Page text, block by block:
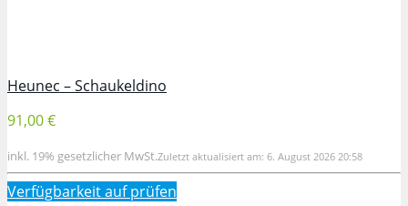
Heunec – Schaukeldino
91,00 €
inkl. 19% gesetzlicher MwSt.Zuletzt aktualisiert am: 6. August 2026 20:58
Verfügbarkeit aufprüfen